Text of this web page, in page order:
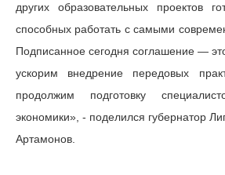
других образовательных проектов
способных работать с самыми
Подписанное сегодня соглашение —
ускорим внедрение передовых
продолжим подготовку
экономики», - поделился губернатор
Артамонов.